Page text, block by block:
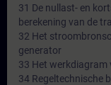
31 De nullast- en
berekening van de
32 Het
generator
33 Het werkdiagram
34 Regeltechnische